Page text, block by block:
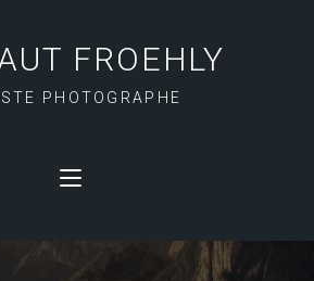
FROEHLY
PHOTOGRAPHE